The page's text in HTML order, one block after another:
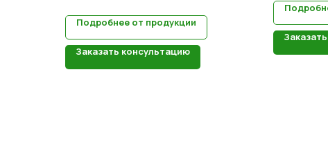
Подробнее от продукции
Заказать консультацию